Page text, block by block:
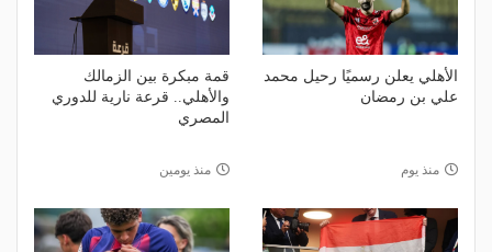
الأهلي يعلن رسميًا رحيل محمد
علي بن رمضان
منذ يوم
قمة مبكرة بين الزمالك
والأهلي.. قرعة نارية للدوري
المصري
منذ يومين